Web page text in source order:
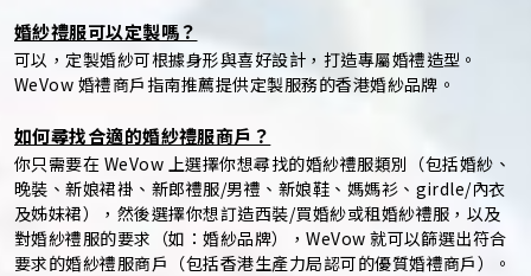
婚紗禮服可以定製嗎？
可以，定製婚紗可根據身形與喜好設計，打造專屬婚禮造型。
WeVow 婚禮商戶指南推薦提供定製服務的香港婚紗品牌。
如何尋找合適的婚紗禮服商戶？
你只需要在 WeVow 上選擇你想尋找的婚紗禮服類別（包括婚紗、
晚裝、新娘裙褂、新郎禮服/男禮、新娘鞋、媽媽衫、girdle/內衣
及姊妹裙），然後選擇你想訂造西裝/買婚紗或租婚紗禮服，以及
對婚紗禮服的要求（如：婚紗品牌），WeVow 就可以篩選出符合
要求的婚紗禮服商戶（包括香港生產力局認可的優質婚禮商戶）。